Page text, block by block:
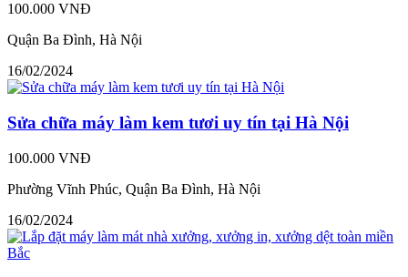
100.000 VNĐ
Quận Ba Đình, Hà Nội
16/02/2024
Sửa chữa máy làm kem tươi uy tín tại Hà Nội
100.000 VNĐ
Phường Vĩnh Phúc, Quận Ba Đình, Hà Nội
16/02/2024